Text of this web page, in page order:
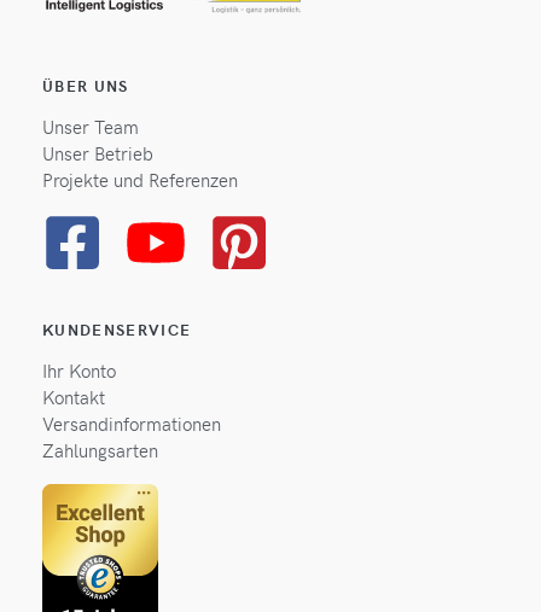
ÜBER UNS
Unser Team
Unser Betrieb
Projekte und Referenzen
KUNDENSERVICE
Ihr Konto
Kontakt
Versandinformationen
Zahlungsarten